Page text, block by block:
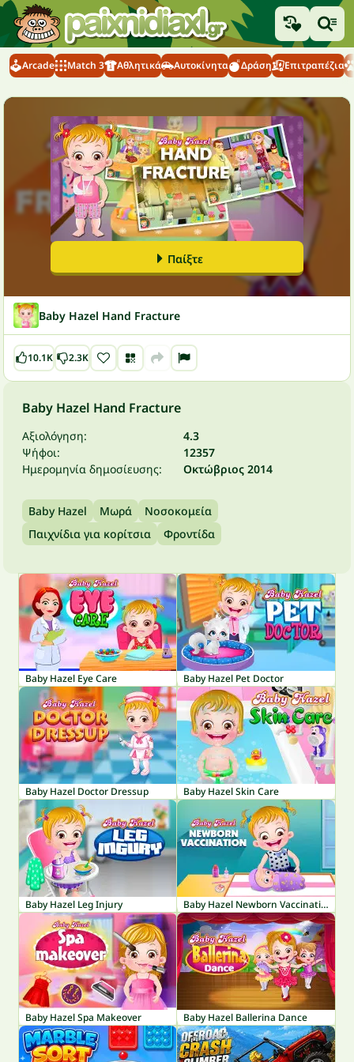
Arcade Match 3 Αθλητικά Αυτοκίνητα Δράση Επιτραπέζια
Παίξτε
Baby Hazel Hand Fracture
10.1K 2.3K
Baby Hazel Hand Fracture
Αξιολόγηση:
4.3
Ψήφοι:
12357
Ημερομηνία δημοσίευσης:
Οκτώβριος 2014
Baby Hazel Μωρά
Νοσοκομεία
Παιχνίδια για κορίτσια
Φροντίδα
Baby Hazel Eye Care Baby Hazel Pet Doctor
Baby Hazel Doctor Dressup Baby Hazel Skin Care
Baby Hazel Leg Injury Baby Hazel Newborn Vaccination
Baby Hazel Spa Makeover Baby Hazel Ballerina Dance